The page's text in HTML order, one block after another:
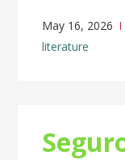
May 16, 2026
literature